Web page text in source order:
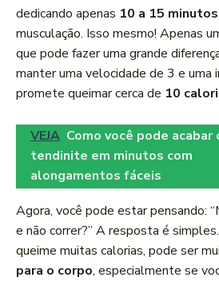
dedicando apenas 10 a 15 minutos
musculação. Isso mesmo! Apenas
que pode fazer uma grande
manter uma velocidade de 3 e uma
promete queimar cerca de 10
VEJA Como você pode acabar
tendinite em minutos com
alongamentos fáceis
Agora, você pode estar pensando:
e não correr?” A resposta é
queime muitas calorias, pode ser
para o corpo, especialmente se